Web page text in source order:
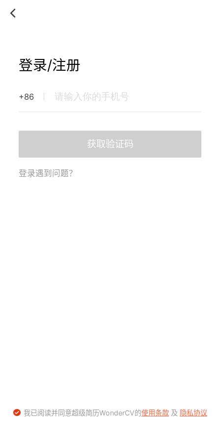
登录/注册
+86
获取验证码
登录遇到问题？
我已阅读并同意超级简历WonderCV的使用条款及 隐私协议